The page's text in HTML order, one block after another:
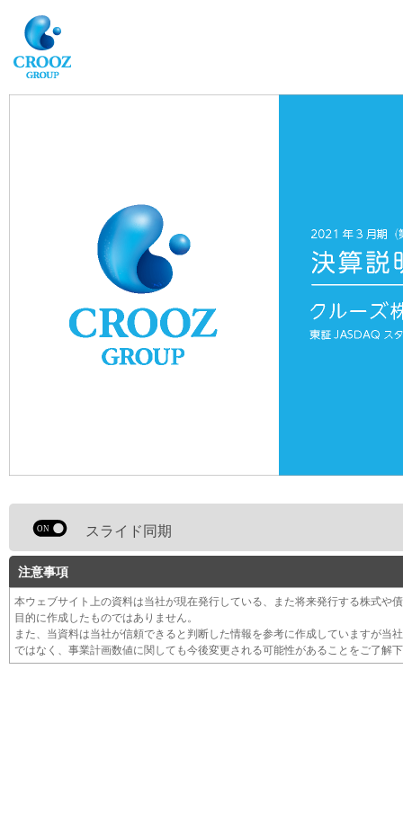
スライド同期
注意事項
本ウェブサイト上の資料は当社が現在発行している、また将来発行する株式や
目的に作成したものではありません。
また、当資料は当社が信頼できると判断した情報を参考に作成していますが当
ではなく、事業計画数値に関しても今後変更される可能性があることをご了解